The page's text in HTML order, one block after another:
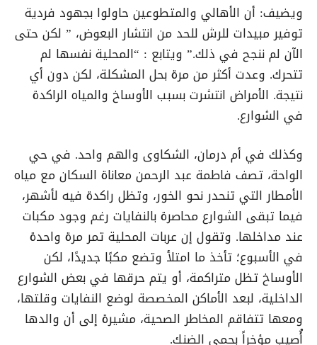
ويضيف: أن الأهالي والمتطوعين حاولوا بجهود فردية
توفير مبيدات للرش للحد من انتشار البعوض، ” لكن حتى
الآن لم ننجح في ذلك.” ويتابع : “المحلية نفسها لم
تتحرك. وعدت أكثر من مرة بحل المشكلة، لكن دون أي
نتيجة. الأمراض انتشرت بسبب الأوساخ والمياه الراكدة
في الشوارع.
وكذلك في أم درمان، الشكاوى والهم واحد. في حي
الواحة، تصف فاطمة عبد الرحمن معاناة السكان مع مياه
الأمطار التي تنحدر نحو الخور، وتظل راكدة فيه لأشهر،
فيما تبقى الشوارع محاصرة بالنفايات رغم وجود مكبات
عند مداخلها. وتقول إن عربات المحلية تمر مرة واحدة
في الأسبوع؛ تأخذ ما امتلأ وتضع مكبًا جديدًا، لكن
الأوساخ تظل متراكمة، أو يتم حرقها في بعض الشوارع
الداخلية، لبعد الأماكن المخصصة لوضع النفايات وقلتها،
ومعها تتفاقم المخاطر الصحية، مشيرة إلى أن والدها
أُصيب مؤخراً بحمى الضنك.